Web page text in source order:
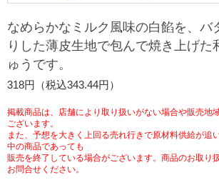
ギフト
プリペイドカード・金券
ニンテンドー・ダウンロードカード
コピー
プリント
スキャン
ファクス
宅配便
切手・はがき・印紙
セブン銀行ATM
ご利用可能なお支払い方法
チケットサービス
セブンチケット
イープラス
セブン‐イレブンでお受取り
セブンネットショッピング
企業理念
会社概要
貸借対照表・損益計算書
沿革
セブン＆アイ・ホールディングスの重点課題
サステナビリティ活動基本方針
サステナビリティ推進体制
GREEN CHALLENGE 2050
加盟店オーナー募集 物
アルバイト情報
店舗検索
お問い合わせ
Language
なめらかなミルク風味の白餡を、バ
りした薄皮生地で包んで焼き上げた
ゅうです。
318円（税込343.44円）
掲載商品は、店舗により取り扱いがない場合や販売地
ございます。
また、予想を大きく上回る売れ行きで原材料供給が追
中の商品であっても
販売を終了している場合がございます。商品のお取り
お問合せください。